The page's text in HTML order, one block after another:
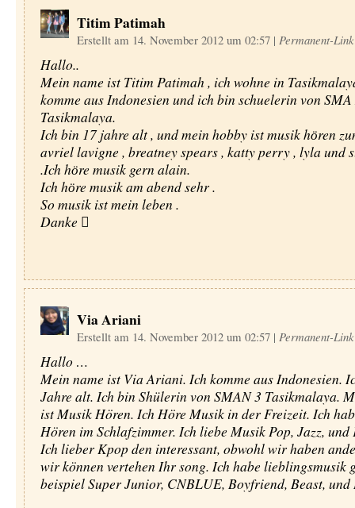
Titim Patimah
Erstellt am 14. November 2012 um 02:57 | Permanent-Link
Hallo..
Mein name ist Titim Patimah , ich wohne in
komme aus Indonesien und ich bin schuelerin von
Tasikmalaya.
Ich bin 17 jahre alt , und mein hobby ist musik hӧren
avriel lavigne , breatney spears , katty perry , lyla und
.Ich hӧre musik gern alain.
Ich hӧre musik am abend sehr .
So musik ist mein leben .
Danke 
Via Ariani
Erstellt am 14. November 2012 um 02:57 | Permanent-Link
Hallo …
Mein name ist Via Ariani. Ich komme aus Indonesien.
Jahre alt. Ich bin Shülerin von SMAN 3 Tasikmalaya.
ist Musik Hören. Ich Höre Musik in der Freizeit. Ich
Hören im Schlafzimmer. Ich liebe Musik Pop, Jazz, und
Ich lieber Kpop den interessant, obwohl wir haben
wir können vertehen Ihr song. Ich habe lieblingsmusik
beispiel Super Junior, CNBLUE, Boyfriend, Beast, und